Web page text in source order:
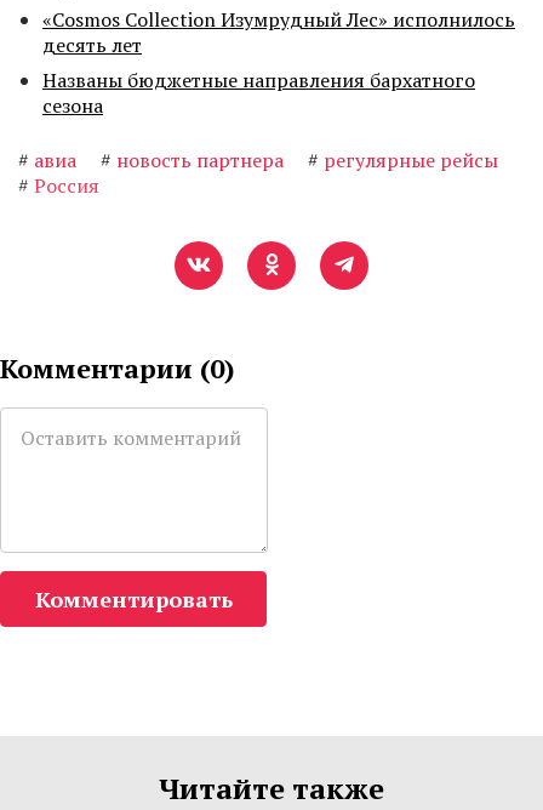
«Cosmos Collection Изумрудный Лес» исполнилось
десять лет
Названы бюджетные направления бархатного
сезона
# авиа # новость партнера # регулярные рейсы
# Россия
Комментарии (0)
Комментировать
Читайте также